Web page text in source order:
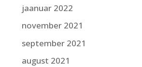
jaanuar 2022
november 2021
september 2021
august 2021